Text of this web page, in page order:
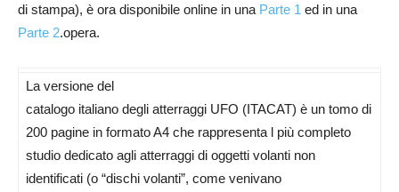
di stampa), è ora disponibile online in una Parte 1 ed in una
Parte 2.opera.
La versione del
catalogo italiano degli atterraggi UFO (ITACAT) è un tomo di
200 pagine in formato A4 che rappresenta l più completo
studio dedicato agli atterraggi di oggetti volanti non
identificati (o “dischi volanti”, come venivano